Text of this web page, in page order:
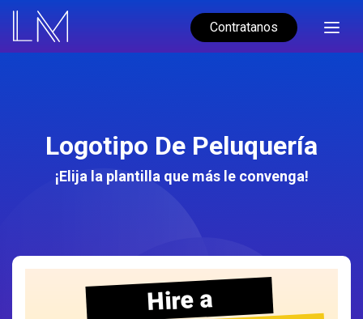
Contratanos
Logotipo De Peluquería
¡Elija la plantilla que más le convenga!
Hire a